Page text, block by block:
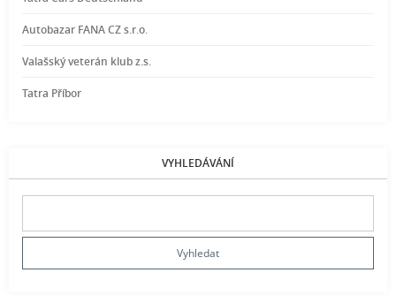
Autobazar FANA CZ s.r.o.
Valašský veterán klub z.s.
Tatra Příbor
VYHLEDÁVÁNÍ